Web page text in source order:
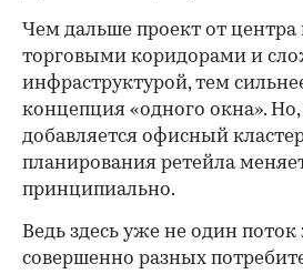
Чем дальше проект от центра
торговыми коридорами и
инфраструктурой, тем
концепция «одного окна». Но,
добавляется офисный
планирования ретейла
принципиально.
Ведь здесь уже не один поток
совершенно разных